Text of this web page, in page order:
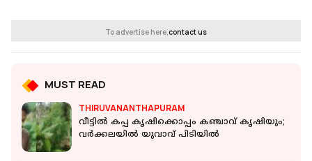
To advertise here,contact us
MUST READ
THIRUVANANTHAPURAM
വീട്ടില്‍ കപ്പ കൃഷിക്കൊപ്പം കഞ്ചാവ് കൃഷിയും;
വര്‍ക്കലയില്‍ യുവാവ് പിടിയില്‍